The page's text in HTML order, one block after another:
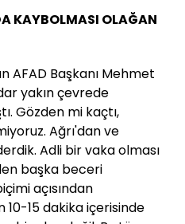
KAYBOLMASI OLAĞAN
AFAD Başkanı Mehmet
yakın çevrede
Gözden mi kaçtı,
Ağrı'dan ve
Adli bir vaka olması
başka beceri
açısından
10-15 dakika içerisinde